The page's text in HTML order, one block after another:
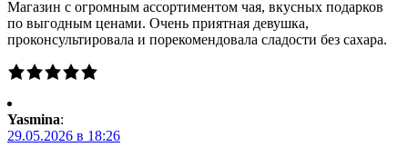
Магазин с огромным ассортиментом чая, вкусных подарков
по выгодным ценами. Очень приятная девушка,
проконсультировала и порекомендовала сладости без сахара.
Yasmina:
29.05.2026 в 18:26